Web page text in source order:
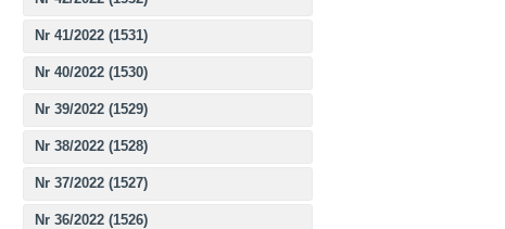
Nr 41/2022 (1531)
Nr 40/2022 (1530)
Nr 39/2022 (1529)
Nr 38/2022 (1528)
Nr 37/2022 (1527)
Nr 36/2022 (1526)